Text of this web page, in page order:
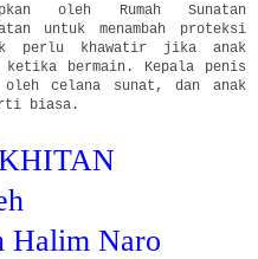
oleh Rumah Sunatan
untuk menambah proteksi
perlu khawatir jika anak
bermain. Kepala penis
celana sunat, dan anak
biasa.
Halim Naro